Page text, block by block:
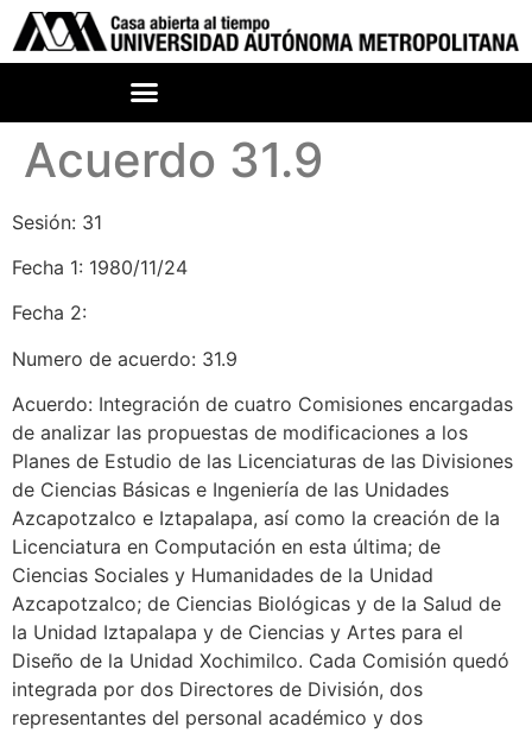
Acuerdo 31.9
Sesión: 31
Fecha 1: 1980/11/24
Fecha 2:
Numero de acuerdo: 31.9
Acuerdo: Integración de cuatro Comisiones encargadas
de analizar las propuestas de modificaciones a los
Planes de Estudio de las Licenciaturas de las Divisiones
de Ciencias Básicas e Ingeniería de las Unidades
Azcapotzalco e Iztapalapa, así como la creación de la
Licenciatura en Computación en esta última; de
Ciencias Sociales y Humanidades de la Unidad
Azcapotzalco; de Ciencias Biológicas y de la Salud de
la Unidad Iztapalapa y de Ciencias y Artes para el
Diseño de la Unidad Xochimilco. Cada Comisión quedó
integrada por dos Directores de División, dos
representantes del personal académico y dos